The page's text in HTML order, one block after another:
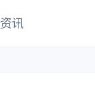
资讯